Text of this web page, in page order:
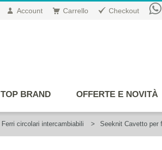
Account Carrello Checkout
TOP BRAND OFFERTE E NOVITÀ
Ferri circolari intercambiabili Seeknit Cavetto per